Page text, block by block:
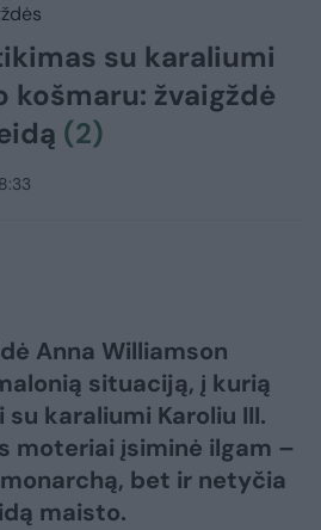
su karaliumi
košmaru: žvaigždė
(2)
Anna Williamson
situaciją, į kurią
karaliumi Karoliu III.
moteriai įsiminė ilgam –
bet ir netyčia
maisto.